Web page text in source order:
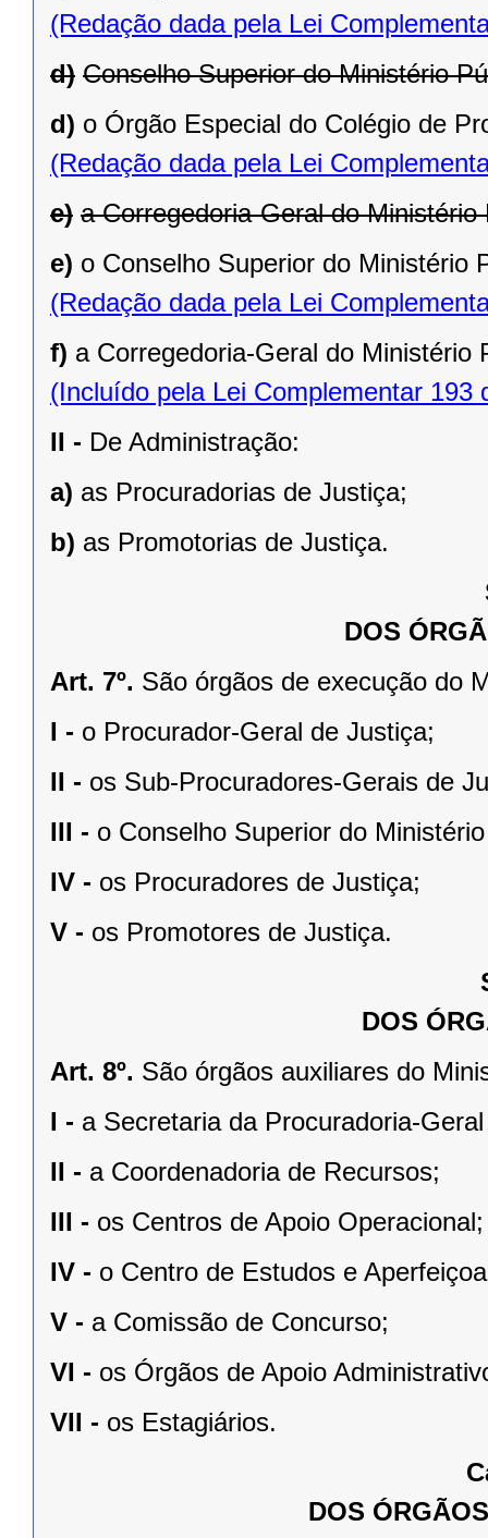
(Redação dada pela Lei
d) Conselho Superior do Ministério
d) o Órgão Especial do Colégio de
(Redação dada pela Lei
e) a Corregedoria-Geral do Ministério
e) o Conselho Superior do Ministério
(Redação dada pela Lei
f) a Corregedoria-Geral do Ministério
(Incluído pela Lei Complementar 193
II - De Administração:
a) as Procuradorias de Justiça;
b) as Promotorias de Justiça.
DOS
Art. 7º. São órgãos de execução do
I - o Procurador-Geral de Justiça;
II - os Sub-Procuradores-Gerais de
III - o Conselho Superior do
IV - os Procuradores de Justiça;
V - os Promotores de Justiça.
DOS
Art. 8º. São órgãos auxiliares do
I - a Secretaria da Procuradoria-
II - a Coordenadoria de Recursos;
III - os Centros de Apoio Operacional;
IV - o Centro de Estudos e
V - a Comissão de Concurso;
VI - os Órgãos de Apoio
VII - os Estagiários.
DOS